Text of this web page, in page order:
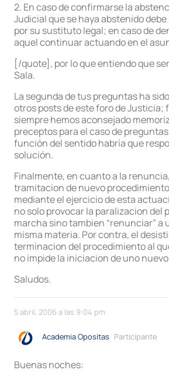
2. En caso de confirmarse la
Judicial que se haya abstenido
por su sustituto legal; en caso de
aquel continuar actuando en el
[/quote], por lo que entiendo que
Sala.
La segunda de tus preguntas ha
otros posts de este foro de Justicia;
siempre hemos aconsejado
preceptos para el caso de
función del sentido habría que
solución.
Finalmente, en cuanto a la
tramitacion de nuevo
mediante el ejercicio de esta
no solo provocar la paralizacion del
marcha sino tambien “renunciar” a
misma materia. Por contra, el
terminacion del procedimiento al
no impide la iniciacion de uno
Saludos.
5 abril, 2006 a las 9:04 pm
Academia Opositas Participante
Buenas noches: